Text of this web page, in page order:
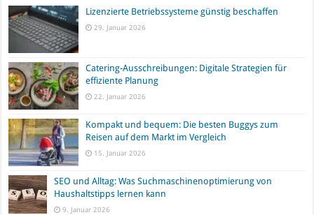
Lizenzierte Betriebssysteme günstig beschaffen
29. Januar 2026
Catering-Ausschreibungen: Digitale Strategien für
effiziente Planung
22. Januar 2026
Kompakt und bequem: Die besten Buggys zum
Reisen auf dem Markt im Vergleich
15. Januar 2026
SEO und Alltag: Was Suchmaschinenoptimierung von
Haushaltstipps lernen kann
9. Januar 2026